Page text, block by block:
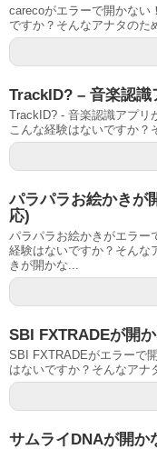
carecoがエラーで開かない
ですか？そんなアナタのた
TrackID? – 音楽認識
TrackID? - 音楽認識アプリ
こんな経験はないですか？
パラパラお絵かきが
応)
パラパラお絵かきがエラー
経験はないですか？そんな
きが開かな...
SBI FXTRADEが開
SBI FXTRADEがエラーで
はないですか？そんなアナ
サムライDNAが開